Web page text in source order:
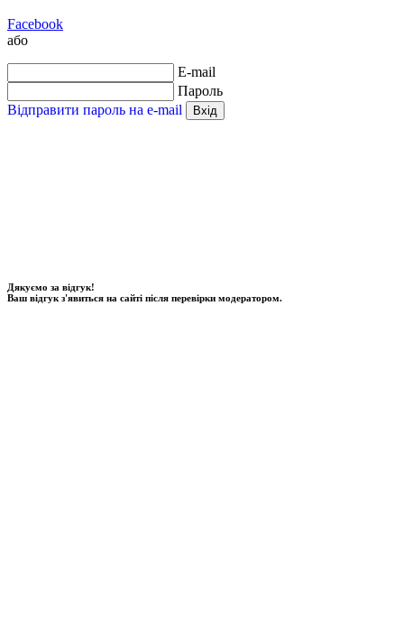
Facebook
або
E-mail
Пароль
Відправити пароль на e-mail
Вхід
Дякуємо за відгук!
Ваш відгук з'явиться на сайті після перевірки модератором.